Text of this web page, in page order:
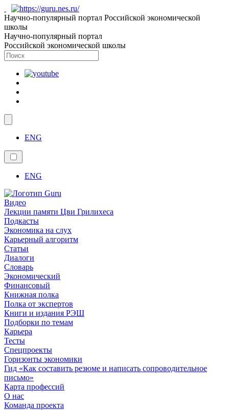
Научно-популярный портал Российской экономической
школы
Научно-популярный портал
Российской экономической школы
ENG
ENG
Видео
Лекции памяти Цви Грилихеса
Подкасты
Экономика на слух
Карьерный алгоритм
Статьи
Диалоги
Словарь
Экономический
Финансовый
Книжная полка
Полка от экспертов
Книги и издания РЭШ
Подборки по темам
Карьера
Тесты
Спецпроекты
Горизонты экономики
Гид «Как составить резюме и написать сопроводительное
письмо»
Карта профессий
О наc
Команда проекта